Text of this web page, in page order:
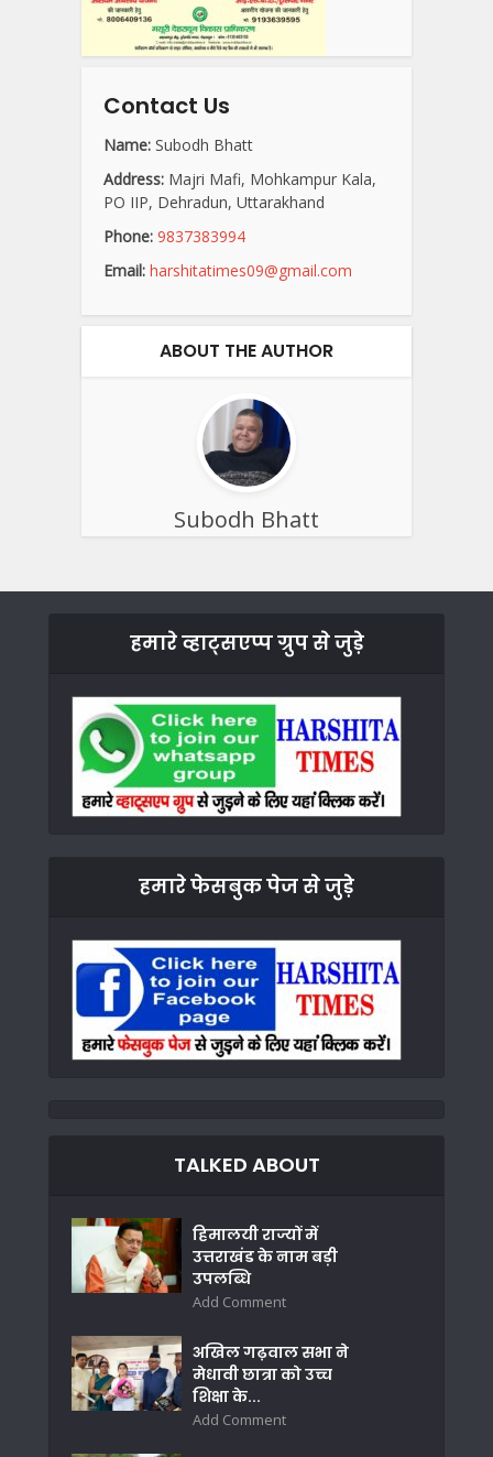
Contact Us
Name: Subodh Bhatt
Address: Majri Mafi, Mohkampur Kala,
PO IIP, Dehradun, Uttarakhand
Phone: 9837383994
Email: harshitatimes09@gmail.com
ABOUT THE AUTHOR
Subodh Bhatt
हमारे व्हाट्सएप्प ग्रुप से जुड़े
हमारे फेसबुक पेज से जुड़े
TALKED ABOUT
हिमालयी राज्यों में
उत्तराखंड के नाम बड़ी
उपलब्धि
Add Comment
अखिल गढ़वाल सभा ने
मेधावी छात्रा को उच्च
शिक्षा के...
Add Comment